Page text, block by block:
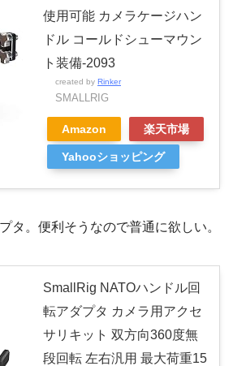
使用可能 カメラケージハン
ドル コールドシューマウン
ト装備-2093
created by Rinker
SMALLRIG
Amazon 楽天市場
Yahooショッピング
タ。便利そうなので普通に欲しい。
SmallRig NATOハンドル回
転アダプタ カメラ用アクセ
サリキット 双方向360度無
段回転 左右汎用 最大荷重15